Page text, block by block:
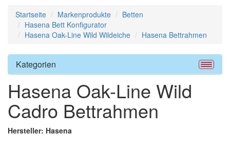
Startseite Markenprodukte
Betten
Hasena Bett Konfigurator
Hasena Oak-Line Wild Wildeiche
Hasena Bettrahmen
Kategorien
Hasena Oak-Line Wild
Cadro Bettrahmen
Hersteller: Hasena